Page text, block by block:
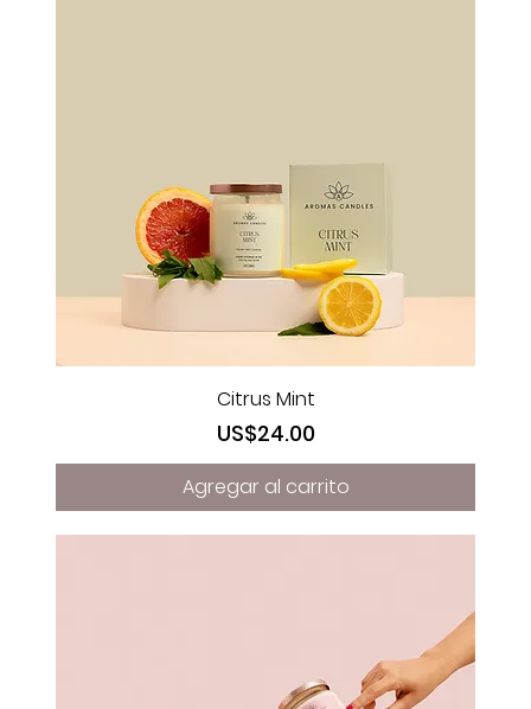
Citrus Mint
Precio
US$24.00
Agregar al carrito